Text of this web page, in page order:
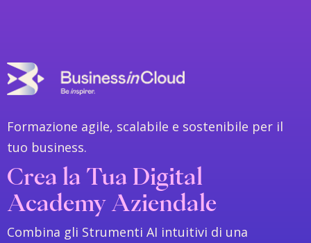
Formazione agile, scalabile e sostenibile per il
tuo business.
Crea la Tua Digital
Academy Aziendale
Combina gli Strumenti AI intuitivi di una